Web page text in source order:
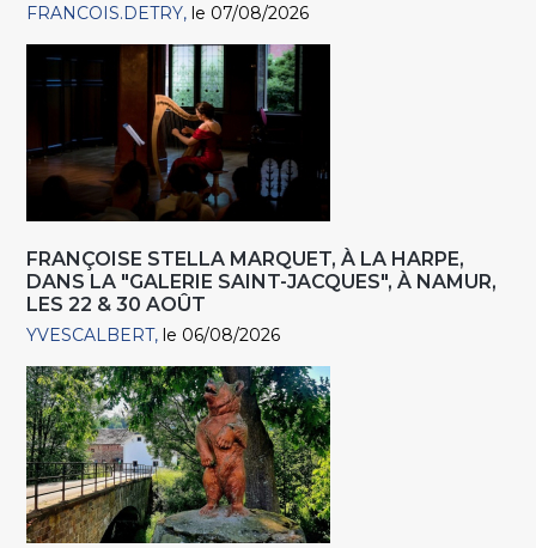
FRANCOIS.DETRY le 07/08/2026
FRANÇOISE STELLA MARQUET, À LA HARPE,
DANS LA "GALERIE SAINT-JACQUES", À NAMUR,
LES 22 & 30 AOÛT
YVESCALBERT le 06/08/2026